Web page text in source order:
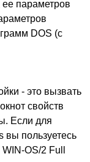
параметров
DOS (с
- это вызвать
свойств
Если для
вы пользуетесь
OS/2 Full